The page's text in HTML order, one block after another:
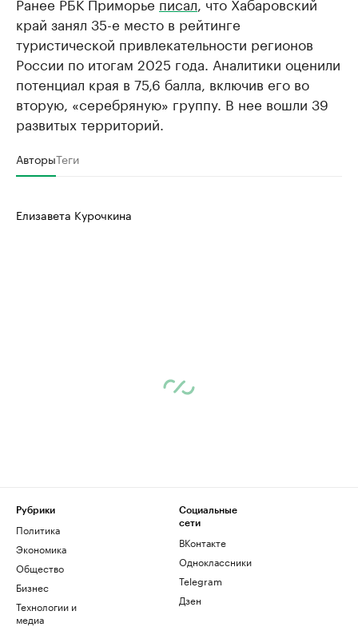
край занял 35-е место в рейтинге
туристической привлекательности регионов
России по итогам 2025 года. Аналитики оценили
потенциал края в 75,6 балла, включив его во
вторую, «серебряную» группу. В нее вошли 39
развитых территорий.
АвторыТеги
Елизавета Курочкина
Рубрики
Политика
Экономика
Общество
Бизнес
Технологии и
медиа
Социальные
сети
ВКонтакте
Одноклассники
Telegram
Дзен